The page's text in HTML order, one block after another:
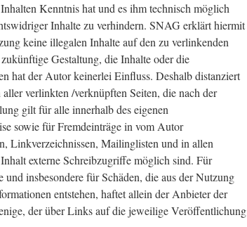
Kenntnis hat und es ihm technisch möglich
Inhalte zu verhindern. SNAG erklärt hiermit
keine illegalen Inhalte auf den zu verlinkenden
Gestaltung, die Inhalte oder die
hat der Autor keinerlei Einfluss. Deshalb distanziert
verlinkten /verknüpften Seiten, die nach der
gilt für alle innerhalb des eigenen
sowie für Fremdeinträge in vom Autor
Linkverzeichnissen, Mailinglisten und in allen
externe Schreibzugriffe möglich sind. Für
insbesondere für Schäden, die aus der Nutzung
entstehen, haftet allein der Anbieter der
der über Links auf die jeweilige Veröffentlichung